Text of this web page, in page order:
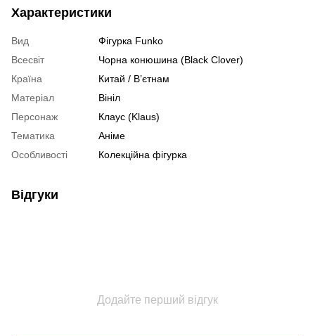
Характеристики
Вид
Фігурка Funko
Всесвіт
Чорна конюшина (Black Clover)
Країна
Китай / В’єтнам
Матеріал
Вініл
Персонаж
Клаус (Klaus)
Тематика
Аніме
Особливості
Колекційна фігурка
Відгуки
Додайте перший відгук